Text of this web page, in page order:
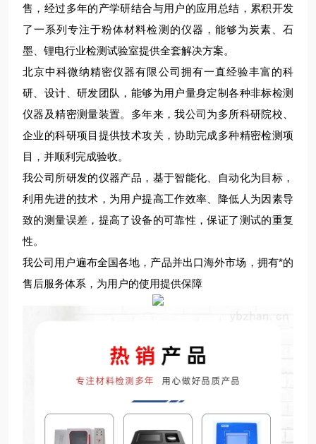
售，经过多年的产学研结合与用户的应用总结，累积开发
了一系列专注于粉体材料检测的仪器，能够为炭素、石
墨、锂电行业检测试验室提供全套解决方案。
北京中科微纳精密仪器有限公司拥有一直经验丰富的科
研、设计、研发团队，能够为用户量身定制各种非标检测
仪器及精密测量装置。多年来，我公司为多所科研院校、
企业的科研项目提供技术攻关，协助完成多种精密检测项
目，并顺利完成验收。
我公司所研发的仪器产品，基于智能化、自动化为目标，
利用先进的技术，为用户提高工作效率、降低人为因素导
致的测量误差，提高了设备的可靠性，保证了测试的重复
性。
我公司用户遍布全国各地，产品并出口海外市场，拥有*的
售后服务体系，为用户的使用提供保障